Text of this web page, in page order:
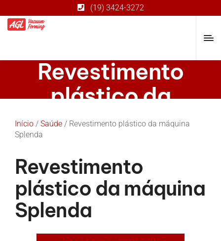
Revestimento
plástico da
máquina Splenda
(19) 3424-3272
Início / Saúde / Revestimento plástico da máquina
Splenda
Revestimento
plástico da máquina
Splenda